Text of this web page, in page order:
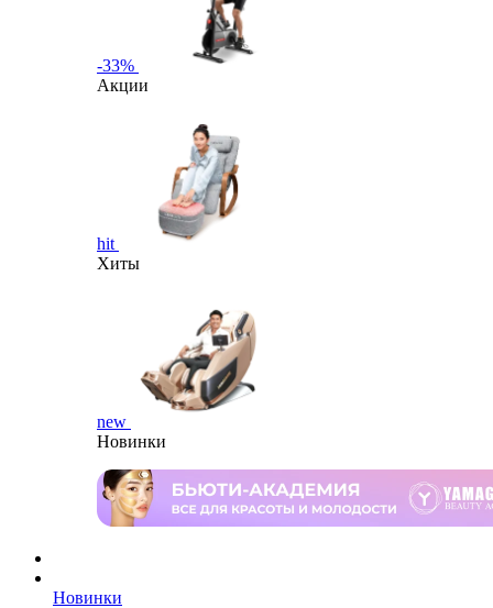
-33%
Акции
hit
Хиты
new
Новинки
Новинки